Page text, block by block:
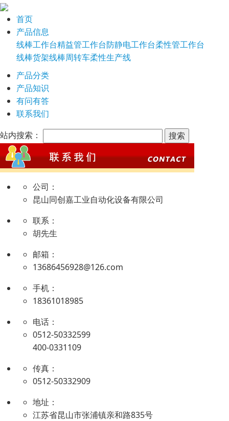
首页
产品信息
线棒工作台精益管工作台防静电工作台柔性管工作台
线棒货架线棒周转车柔性生产线
产品分类
产品知识
有问有答
联系我们
站内搜索：
公司：
昆山同创嘉工业自动化设备有限公司
联系：
胡先生
邮箱：
13686456928@126.com
手机：
18361018985
电话：
0512-50332599
400-0331109
传真：
0512-50332909
地址：
江苏省昆山市张浦镇亲和路835号